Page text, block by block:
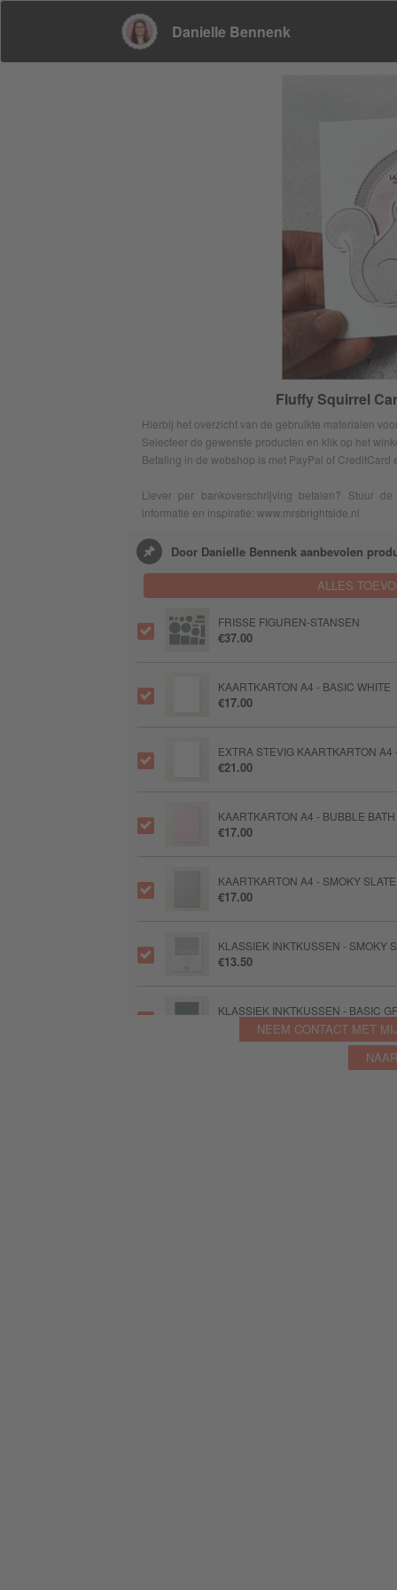
Danielle Bennenk
Fluffy Squirrel
Hierbij het overzicht van de gebruikte materialen
Selecteer de gewenste producten en klik op het
Betaling in de webshop is met PayPal of CreditCard
Liever per bankoverschrijving betalen? Stuur
informatie en inspiratie: www.mrsbrightside.nl
Door Danielle Bennenk aanbevolen
ALLES
FRISSE FIGUREN-STANSEN
€37.00
KAARTKARTON A4 - BASIC WHITE
€17.00
EXTRA STEVIG KAARTKARTON A4
€21.00
KAARTKARTON A4 - BUBBLE BATH
€17.00
KAARTKARTON A4 - SMOKY SLATE
€17.00
KLASSIEK INKTKUSSEN - SMOKY
€13.50
KLASSIEK INKTKUSSEN - BASIC
SETJE STAMPIN’ BLENDS -
NEEM CONTACT MET